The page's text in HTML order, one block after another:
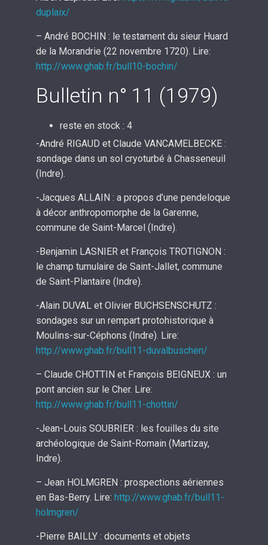
duplaix/
– André BOCHIN : le testament du sieur Huard
de la Morandrie (22 novembre 1720). Lire:
http://www.ghab.fr/bull10-bochin/
Bulletin n° 11 (1979)
reste en stock : 4
-André RIGAUD et Claude VANCAMELBECKE :
sondage dans un sol cryoturbé à Chasseneuil
(Indre).
-Jacques ALLAIN : a propos d’une pendeloque
à décor anthropomorphe de la Garenne,
commune de Saint-Marcel (Indre).
-Benjamin LASNIER et François TROTIGNON :
le champ tumulaire de Saint-Jallet, commune
de Saint-Plantaire (Indre).
-Alain DUVAL et Olivier BUCHSENSCHUTZ :
sondages sur un rempart protohistorique à
Moulins-sur-Céphons (Indre). Lire:
http://www.ghab.fr/bull11-duvalbuschen/
– Claude CHOTTIN et François BEIGNEUX : un
pont ancien sur le Cher. Lire:
http://www.ghab.fr/bull11-chottin/
-Jean-Louis SOUBRIER : les fouilles du site
archéologique de Saint-Romain (Martizay,
Indre).
– Jean HOLMGREN : prospections aériennes
en Bas-Berry. Lire: http://www.ghab.fr/bull11-
holmgren/
-Pierre BAILLY : documents et objets